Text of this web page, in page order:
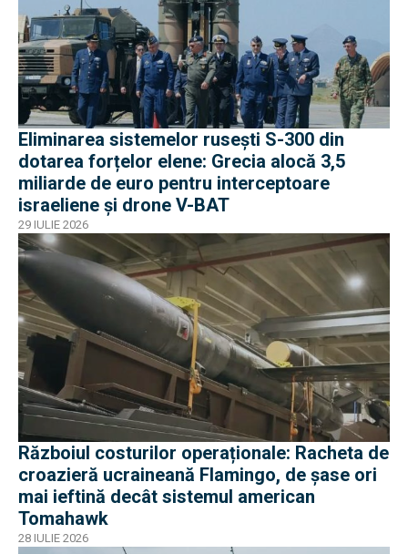
Eliminarea sistemelor rusești S-300 din
dotarea forțelor elene: Grecia alocă 3,5
miliarde de euro pentru interceptoare
israeliene și drone V-BAT
29 IULIE 2026
Războiul costurilor operaționale: Racheta de
croazieră ucraineană Flamingo, de șase ori
mai ieftină decât sistemul american
Tomahawk
28 IULIE 2026